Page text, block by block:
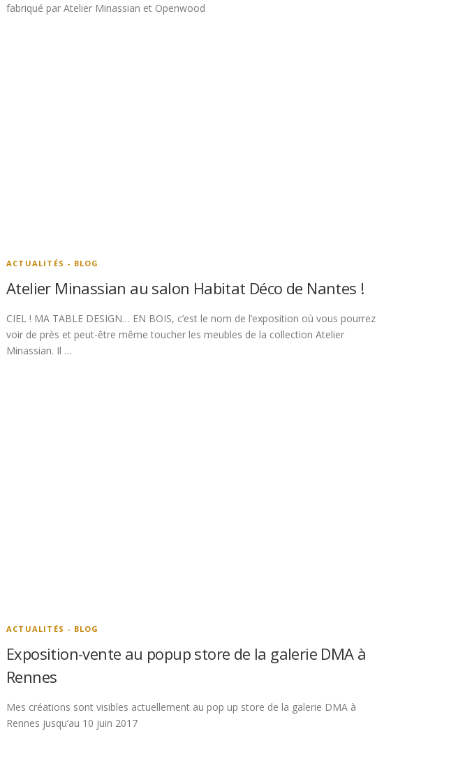
fabriqué par Atelier Minassian et Openwood
ACTUALITÉS - BLOG
Atelier Minassian au salon Habitat Déco de Nantes !
CIEL ! MA TABLE DESIGN… EN BOIS, c’est le nom de l’exposition où vous pourrez
voir de près et peut-être même toucher les meubles de la collection Atelier
Minassian. Il …
ACTUALITÉS - BLOG
Exposition-vente au popup store de la galerie DMA à
Rennes
Mes créations sont visibles actuellement au pop up store de la galerie DMA à
Rennes jusqu’au 10 juin 2017